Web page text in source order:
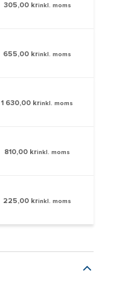
305,00 krinkl. moms
655,00 krinkl. moms
1 630,00 krinkl. moms
810,00 krinkl. moms
225,00 krinkl. moms